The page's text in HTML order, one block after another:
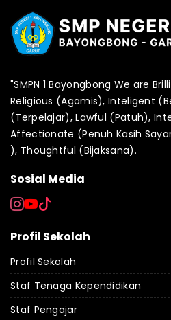
"SMPN 1 Bayongbong We are
Religious (Agamis), Inteligent
(Terpelajar), Lawful (Patuh),
Affectionate (Penuh Kasih
), Thoughtful (Bijaksana).
Sosial Media
Profil Sekolah
Profil Sekolah
Staf Tenaga Kependidikan
Staf Pengajar